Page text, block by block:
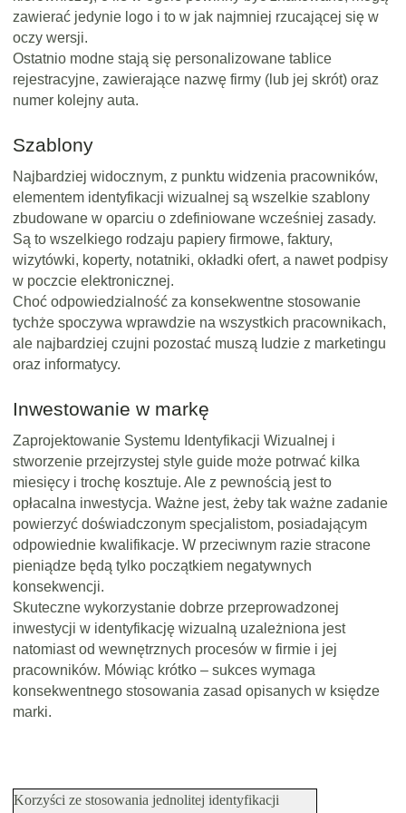
zawierać jedynie logo i to w jak najmniej rzucającej się w
oczy wersji.
Ostatnio modne stają się personalizowane tablice
rejestracyjne, zawierające nazwę firmy (lub jej skrót) oraz
numer kolejny auta.
Szablony
Najbardziej widocznym, z punktu widzenia pracowników,
elementem identyfikacji wizualnej są wszelkie szablony
zbudowane w oparciu o zdefiniowane wcześniej zasady.
Są to wszelkiego rodzaju papiery firmowe, faktury,
wizytówki, koperty, notatniki, okładki ofert, a nawet podpisy
w poczcie elektronicznej.
Choć odpowiedzialność za konsekwentne stosowanie
tychże spoczywa wprawdzie na wszystkich pracownikach,
ale najbardziej czujni pozostać muszą ludzie z marketingu
oraz informatycy.
Inwestowanie w markę
Zaprojektowanie Systemu Identyfikacji Wizualnej i
stworzenie przejrzystej style guide może potrwać kilka
miesięcy i trochę kosztuje. Ale z pewnością jest to
opłacalna inwestycja. Ważne jest, żeby tak ważne zadanie
powierzyć doświadczonym specjalistom, posiadającym
odpowiednie kwalifikacje. W przeciwnym razie stracone
pieniądze będą tylko początkiem negatywnych
konsekwencji.
Skuteczne wykorzystanie dobrze przeprowadzonej
inwestycji w identyfikację wizualną uzależniona jest
natomiast od wewnętrznych procesów w firmie i jej
pracowników. Mówiąc krótko – sukces wymaga
konsekwentnego stosowania zasad opisanych w księdze
marki.
Korzyści ze stosowania jednolitej identyfikacji